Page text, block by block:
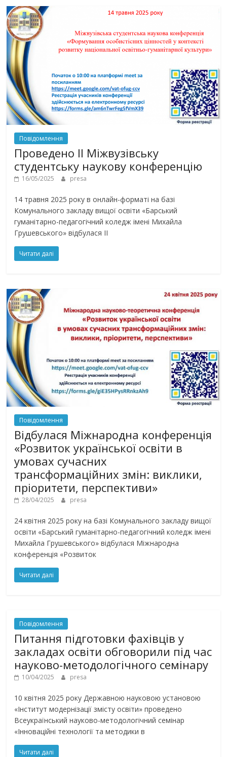
Повідомлення
Проведено ІІ Міжвузівську
студентську наукову конференцію
16/05/2025 presa
14 травня 2025 року в онлайн-форматі на базі
Комунального закладу вищої освіти «Барський
гуманітарно-педагогічний коледж імені Михайла
Грушевського» відбулася ІІ
Читати далі
Повідомлення
Відбулася Міжнародна конференція
«Розвиток української освіти в
умовах сучасних
трансформаційних змін: виклики,
пріоритети, перспективи»
28/04/2025 presa
24 квітня 2025 року на базі Комунального закладу вищої
освіти «Барський гуманітарно-педагогічний коледж імені
Михайла Грушевського» відбулася Міжнародна
конференція «Розвиток
Читати далі
Повідомлення
Питання підготовки фахівців у
закладах освіти обговорили під час
науково-методологічного семінару
10/04/2025 presa
10 квітня 2025 року Державною науковою установою
«Інститут модернізації змісту освіти» проведено
Всеукраїнський науково-методологічний семінар
«Інноваційні технології та методики в
Читати далі